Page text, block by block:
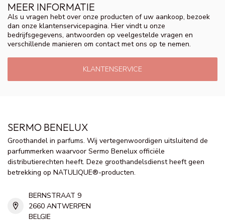
MEER INFORMATIE
Als u vragen hebt over onze producten of uw aankoop, bezoek
dan onze klantenservicepagina. Hier vindt u onze
bedrijfsgegevens, antwoorden op veelgestelde vragen en
verschillende manieren om contact met ons op te nemen.
KLANTENSERVICE
SERMO BENELUX
Groothandel in parfums. Wij vertegenwoordigen uitsluitend de
parfummerken waarvoor Sermo Benelux officiële
distributierechten heeft. Deze groothandelsdienst heeft geen
betrekking op NATULIQUE®-producten.
BERNSTRAAT 9
2660 ANTWERPEN
BELGIE